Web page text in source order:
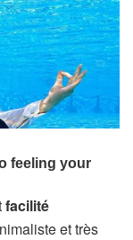
facilité
et très